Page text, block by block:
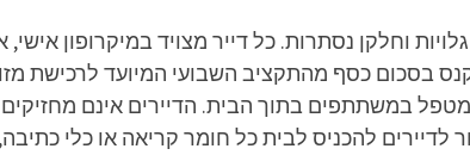
וחלקן נסתרות. כל דייר מצויד במיקרופון
בסכום כסף מהתקציב השבועי המיועד לרכישת
במשתתפים בתוך הבית. הדיירים אינם
לדיירים להכניס לבית כל חומר קריאה או כלי